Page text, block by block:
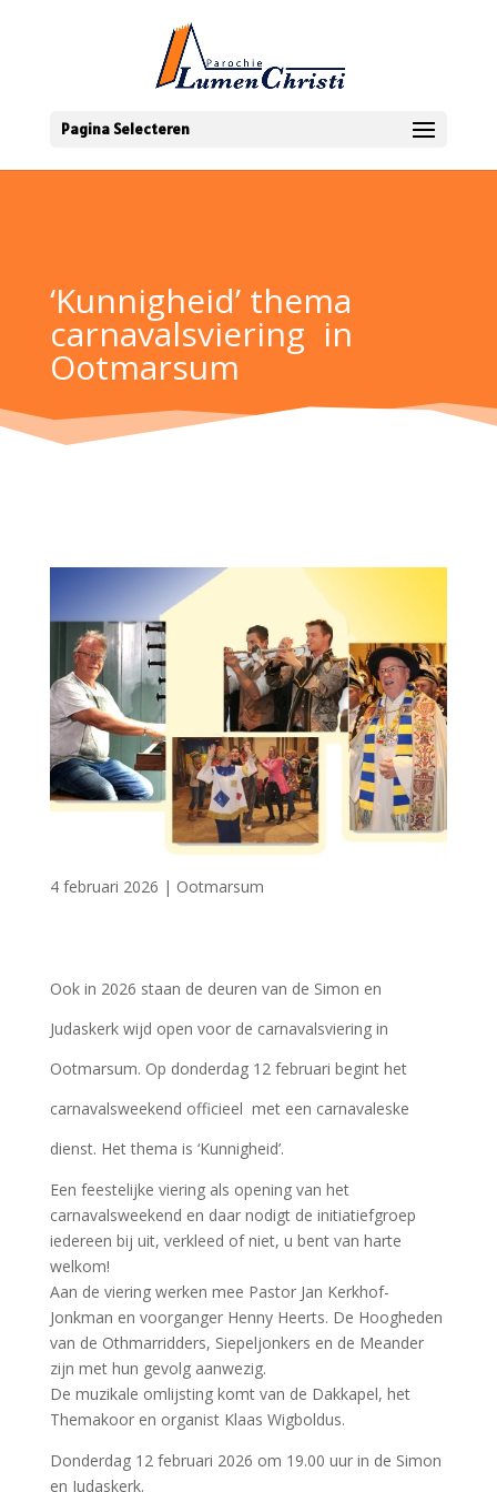
Pagina Selecteren
‘Kunnigheid’ thema
carnavalsviering in
Ootmarsum
4 februari 2026 | Ootmarsum
Ook in 2026 staan de deuren van de Simon en
Judaskerk wijd open voor de carnavalsviering in
Ootmarsum. Op donderdag 12 februari begint het
carnavalsweekend officieel met een carnavaleske
dienst. Het thema is ‘Kunnigheid’.
Een feestelijke viering als opening van het
carnavalsweekend en daar nodigt de initiatiefgroep
iedereen bij uit, verkleed of niet, u bent van harte
welkom!
Aan de viering werken mee Pastor Jan Kerkhof-
Jonkman en voorganger Henny Heerts. De Hoogheden
van de Othmarridders, Siepeljonkers en de Meander
zijn met hun gevolg aanwezig.
De muzikale omlijsting komt van de Dakkapel, het
Themakoor en organist Klaas Wigboldus.
Donderdag 12 februari 2026 om 19.00 uur in de Simon
en Judaskerk.